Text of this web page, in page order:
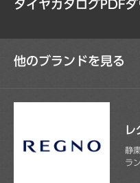
タイヤカタログPDF
他のブランドを見る
静
ラ